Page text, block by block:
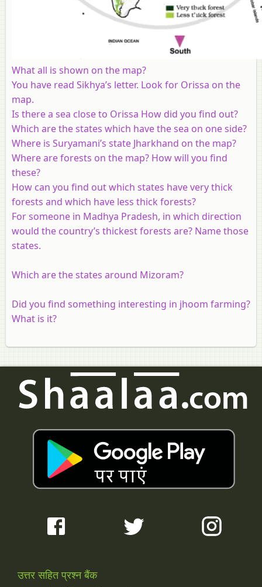
What all is shown on the map?
You have read Sikhya’s letter. Look for Orissa on the
map.
Is there a sea close to Orissa How did you find out?
Which are the states which have the sea on one side?
Where is Suryamani’s state Jharkhand on the map?
Where are forests on the map? How will you find
these?
How can you find out which states have very thick
forests and which have less thick forests?
For someone in Madhya Pradesh, in which direction
would the country’s thickest forests are? Name those
states.
Which are the states around Mizoram?
Did you find something interesting in jhoom farming?
What is it?
उत्तर सहित प्रश्न बैंक